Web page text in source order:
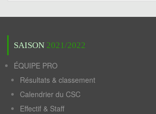
SAISON 2021/2022
ÉQUIPE PRO
Résultats & classement
Calendrier du CSC
Effectif & Staff